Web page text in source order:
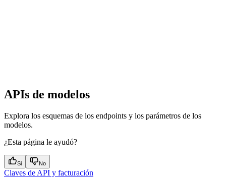
APIs de modelos
Explora los esquemas de los endpoints y los parámetros de los
modelos.
¿Esta página le ayudó?
Si No
Claves de API y facturación